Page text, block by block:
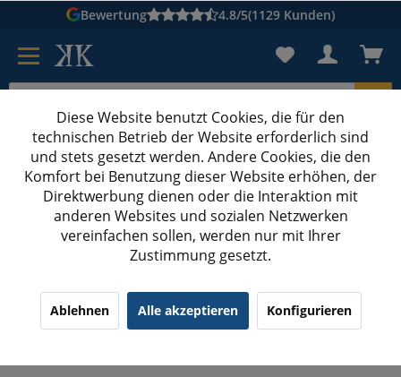
Bewertung 4.8/5(1129 Kunden)
Karton suchen
Kartons bedruckenKartons nach Maß
Präsentkörbe
290x270x60/105 mm Präsentkorb sechseckig
(9)4.33/5.00
Diese Website benutzt Cookies, die für den
technischen Betrieb der Website erforderlich sind
und stets gesetzt werden. Andere Cookies, die den
Komfort bei Benutzung dieser Website erhöhen, der
Direktwerbung dienen oder die Interaktion mit
anderen Websites und sozialen Netzwerken
vereinfachen sollen, werden nur mit Ihrer
Zustimmung gesetzt.
Ablehnen Alle akzeptieren Konfigurieren